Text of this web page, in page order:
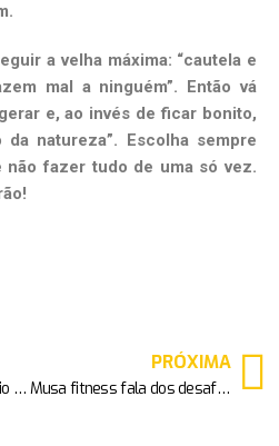
a velha máxima: “cautela e
mal a ninguém”. Então vá
e, ao invés de ficar bonito,
da natureza”. Escolha sempre
não fazer tudo de uma só vez.
Famosos se reúnem no Rio de Janeiro no maior evento de digitais influencers do país.
PRÓXIMA
Musa fitness fala dos desafios para conseguir corpo com apenas 6% de gordura “É vencer nossos limites”